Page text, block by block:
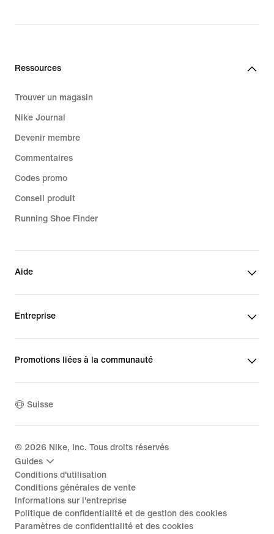
Ressources
Trouver un magasin
Nike Journal
Devenir membre
Commentaires
Codes promo
Conseil produit
Running Shoe Finder
Aide
Entreprise
Promotions liées à la communauté
Suisse
© 2026 Nike, Inc. Tous droits réservés
Guides
Conditions d'utilisation
Conditions générales de vente
Informations sur l'entreprise
Politique de confidentialité et de gestion des cookies
Paramètres de confidentialité et des cookies